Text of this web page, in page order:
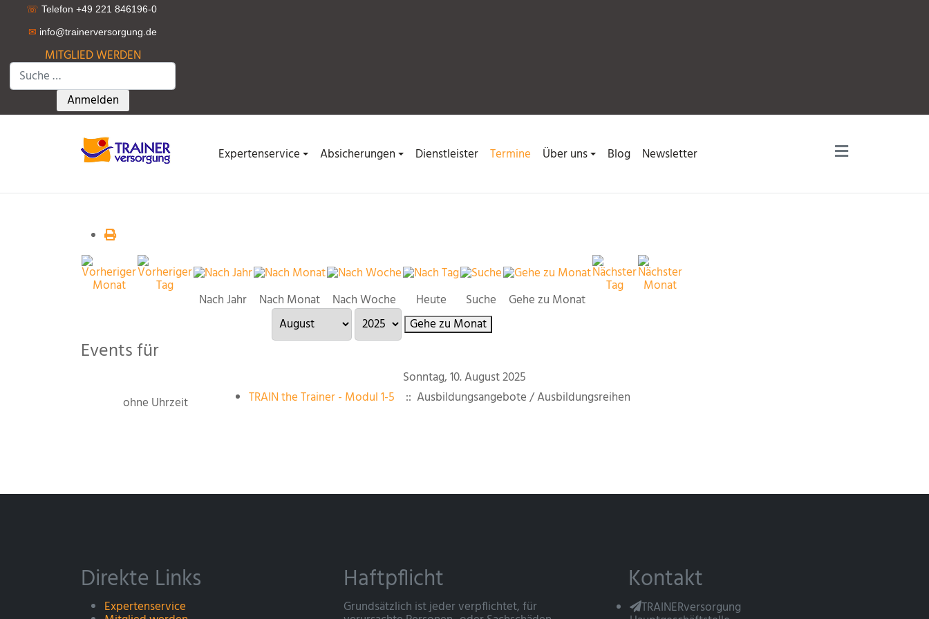
☏ Telefon +49 221 846196-0
✉ info@trainerversorgung.de
MITGLIED WERDEN
Suchen
Type 2 or more characters for results.
Anmelden
Expertenservice Absicherungen Dienstleister Termine Über uns Blog Newsletter
Nach Jahr Nach Monat Nach Woche Heute Suche
Gehe zu Monat
Gehe zu Monat
Events für
Sonntag, 10. August 2025
ohne Uhrzeit
TRAIN the Trainer - Modul 1-5 :: Ausbildungsangebote / Ausbildungsreihen
Direkte Links
Expertenservice
Haftpflicht
Grundsätzlich ist jeder verpflichtet, für
Kontakt
TRAINERversorgung